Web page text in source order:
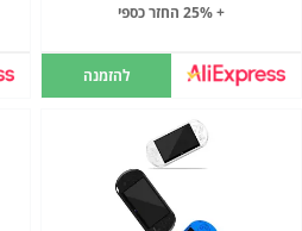
+ 25% החזר כספי
להזמנה